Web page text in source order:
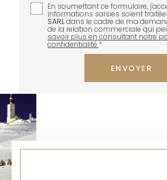
En soumettant ce formulaire,
informations saisies soient
SARLdans le cadre de ma
de la relation commerciale qui
savoir plus en consultant notre
confidentialité.*